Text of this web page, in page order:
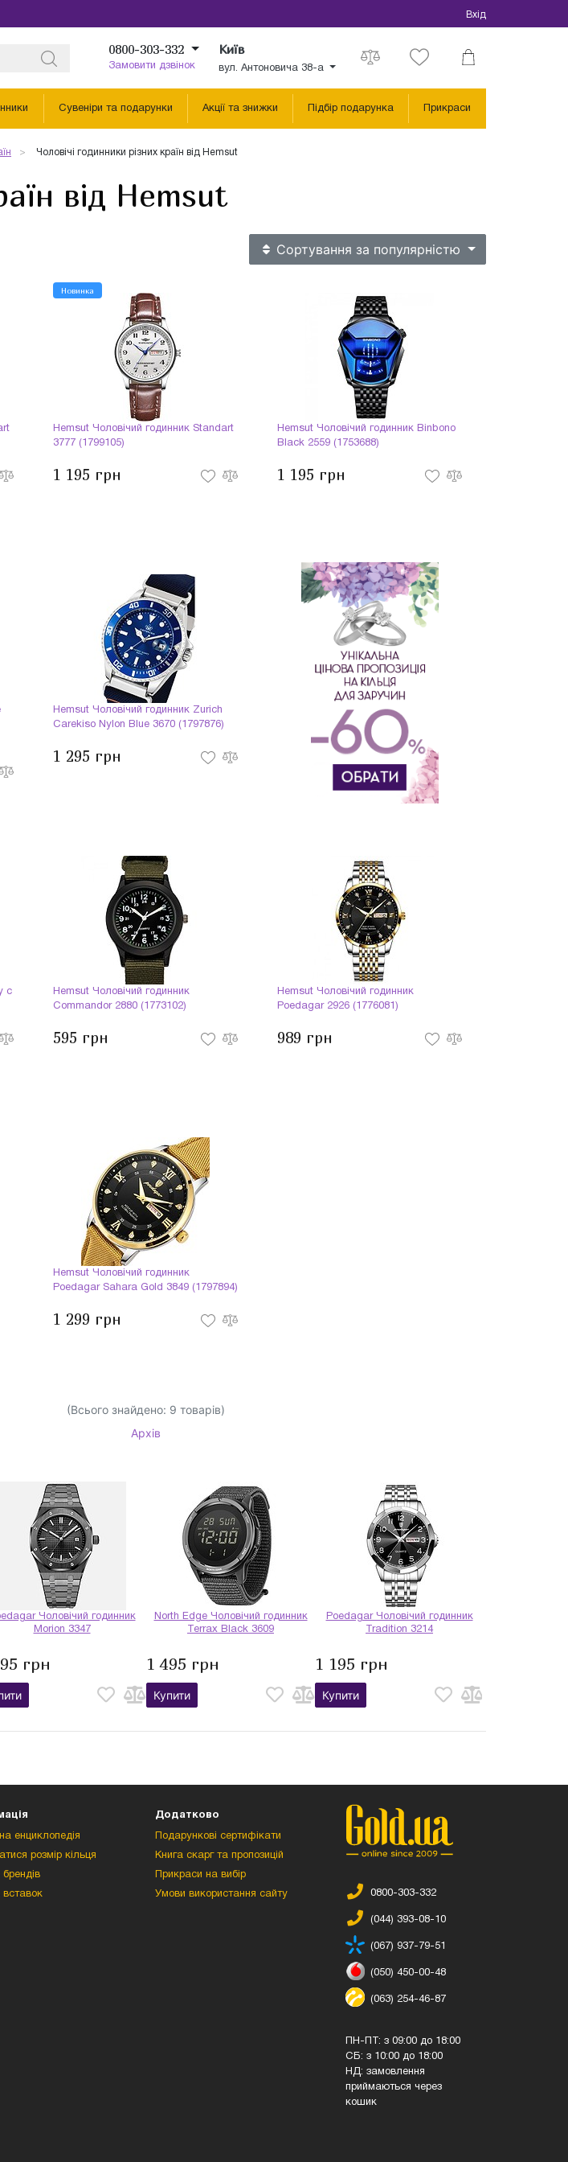
Вхід
0800-303-332
Замовити дзвінок
Київ
вул. Антоновича 38-а
Сувеніри та подарунки Акції та знижки Підбір подарунка Прикраси
Чоловічі годинники різних країн від Hemsut
від Hemsut
Сортування за популярністю
Новинка
Hemsut Чоловічий годинник Standart
3777 (1799105)
1 195 грн
Hemsut Чоловічий годинник Binbono
Black 2559 (1753688)
1 195 грн
Hemsut Чоловічий годинник Zurich
Carekiso Nylon Blue 3670 (1797876)
1 295 грн
с
Hemsut Чоловічий годинник
Commandor 2880 (1773102)
595 грн
Hemsut Чоловічий годинник
Poedagar 2926 (1776081)
989 грн
Hemsut Чоловічий годинник
Poedagar Sahara Gold 3849 (1797894)
1 299 грн
(Всього знайдено: 9 товарів)
Архів
Чоловічий годинник
Morion 3347
грн
North Edge Чоловічий годинник
Terrax Black 3609
1 495 грн
Купити
Poedagar Чоловічий годинник
Tradition 3214
1 195 грн
Купити
енциклопедія
розмір кільця
Додатково
Подарункові сертифікати
Книга скарг та пропозицій
Прикраси на вибір
Умови використання сайту
0800-303-332
(044) 393-08-10
(067) 937-79-51
(050) 450-00-48
(063) 254-46-87
ПН-ПТ: з 09:00 до 18:00
СБ: з 10:00 до 18:00
НД: замовлення
приймаються через
кошик